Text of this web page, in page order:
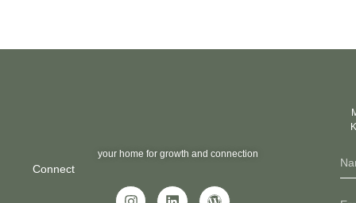
your home for growth and connection
Connect